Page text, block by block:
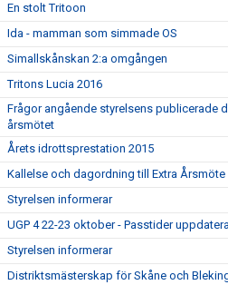
En stolt Tritoon
Ida - mamman som simmade OS
Simallskånskan 2:a omgången
Tritons Lucia 2016
Frågor angående styrelsens publicerade
årsmötet
Årets idrottsprestation 2015
Kallelse och dagordning till Extra Årsmöte
Styrelsen informerar
UGP 4 22-23 oktober - Passtider
Styrelsen informerar
Distriktsmästerskap för Skåne och